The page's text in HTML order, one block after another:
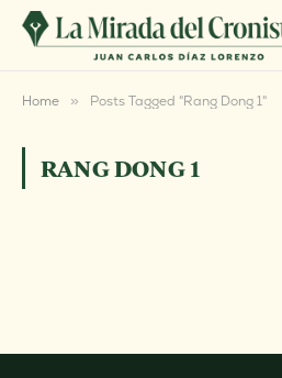
Home » Posts Tagged "Rang Dong 1"
RANG DONG 1